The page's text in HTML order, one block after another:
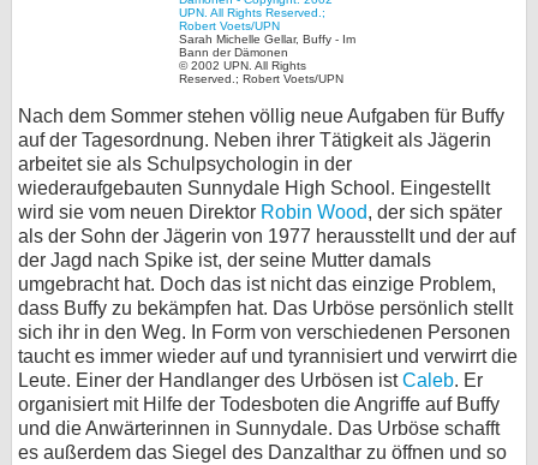
Sarah Michelle Gellar, Buffy - Im
Bann der Dämonen
© 2002 UPN. All Rights
Reserved.; Robert Voets/UPN
Nach dem Sommer stehen völlig neue Aufgaben für Buffy
auf der Tagesordnung. Neben ihrer Tätigkeit als Jägerin
arbeitet sie als Schulpsychologin in der
wiederaufgebauten Sunnydale High School. Eingestellt
wird sie vom neuen Direktor Robin Wood, der sich später
als der Sohn der Jägerin von 1977 herausstellt und der auf
der Jagd nach Spike ist, der seine Mutter damals
umgebracht hat. Doch das ist nicht das einzige Problem,
dass Buffy zu bekämpfen hat. Das Urböse persönlich stellt
sich ihr in den Weg. In Form von verschiedenen Personen
taucht es immer wieder auf und tyrannisiert und verwirrt die
Leute. Einer der Handlanger des Urbösen istCaleb. Er
organisiert mit Hilfe der Todesboten die Angriffe auf Buffy
und die Anwärterinnen in Sunnydale. Das Urböse schafft
es außerdem das Siegel des Danzalthar zu öffnen und so